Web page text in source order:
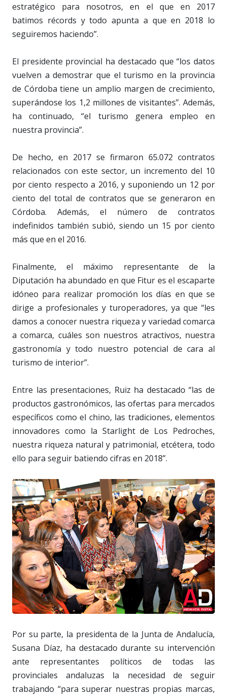
estratégico para nosotros, en el que en 2017
batimos récords y todo apunta a que en 2018 lo
seguiremos haciendo”.
El presidente provincial ha destacado que “los datos
vuelven a demostrar que el turismo en la provincia
de Córdoba tiene un amplio margen de crecimiento,
superándose los 1,2 millones de visitantes”. Además,
ha continuado, “el turismo genera empleo en
nuestra provincia”.
De hecho, en 2017 se firmaron 65.072 contratos
relacionados con este sector, un incremento del 10
por ciento respecto a 2016, y suponiendo un 12 por
ciento del total de contratos que se generaron en
Córdoba. Además, el número de contratos
indefinidos también subió, siendo un 15 por ciento
más que en el 2016.
Finalmente, el máximo representante de la
Diputación ha abundado en que Fitur es el escaparte
idóneo para realizar promoción los días en que se
dirige a profesionales y turoperadores, ya que “les
damos a conocer nuestra riqueza y variedad comarca
a comarca, cuáles son nuestros atractivos, nuestra
gastronomía y todo nuestro potencial de cara al
turismo de interior”.
Entre las presentaciones, Ruiz ha destacado “las de
productos gastronómicos, las ofertas para mercados
específicos como el chino, las tradiciones, elementos
innovadores como la Starlight de Los Pedroches,
nuestra riqueza natural y patrimonial, etcétera, todo
ello para seguir batiendo cifras en 2018”.
Por su parte, la presidenta de la Junta de Andalucía,
Susana Díaz, ha destacado durante su intervención
ante representantes políticos de todas las
provinciales andaluzas la necesidad de seguir
trabajando “para superar nuestras propias marcas,